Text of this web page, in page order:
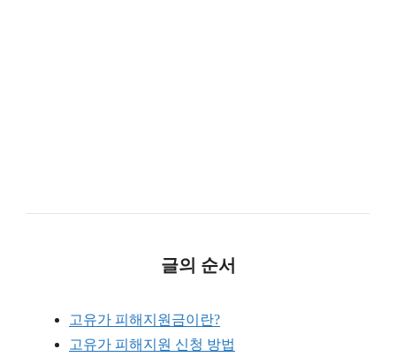
글의 순서
고유가 피해지원금이란?
고유가 피해지원 신청 방법